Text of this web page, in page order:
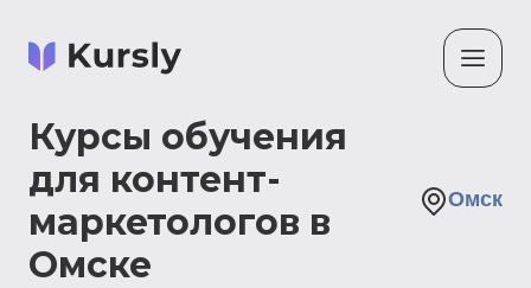
Курсы обучения
для контент-
маркетологов в
Омске
Омск